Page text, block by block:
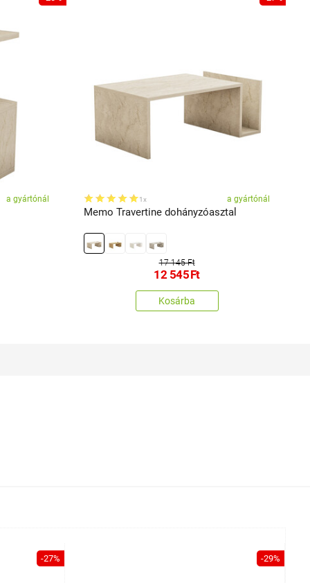
a gyártónál 1x a gyártónál
Memo Travertine dohányzóasztal
17 145 Ft
12 545Ft
Kosárba
-27% -29%